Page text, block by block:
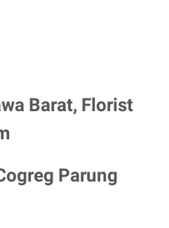
Barat, Florist
Parung